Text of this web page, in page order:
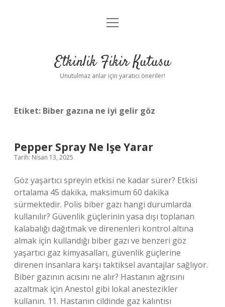
Anasayfa
Yasal Uyarı
menüyü
Etkinlik Fikir Kutusu
Unutulmaz anlar için yaratıcı öneriler!
Etiket: Biber gazına ne iyi gelir göz
Pepper Spray Ne Işe Yarar
Tarih: Nisan 13, 2025
Göz yaşartıcı spreyin etkisi ne kadar sürer? Etkisi
ortalama 45 dakika, maksimum 60 dakika
sürmektedir. Polis biber gazı hangi durumlarda
kullanılır? Güvenlik güçlerinin yasa dışı toplanan
kalabalığı dağıtmak ve direnenleri kontrol altına
almak için kullandığı biber gazı ve benzeri göz
yaşartıcı gaz kimyasalları, güvenlik güçlerine
direnen insanlara karşı taktiksel avantajlar sağlıyor.
Biber gazının acısını ne alır? Hastanın ağrısını
azaltmak için Anestol gibi lokal anestezikler
kullanın. 11. Hastanın cildinde gaz kalıntısı